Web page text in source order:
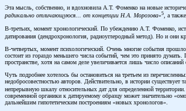
Эта мысль, собственно, и вдохновила А.Т. Фоменко на новые
радикально отличающуюся... от концепции Н.А. Морозова»5, а
В-третьих, момент хронологический. По убеждению А.Т. Фоменко,
датирования (дендрохронология, радиоуглеродный метод). Но и они
В-четвертых, момент психологический. Очень многие события
состоит из гораздо меньшего числа событий, чем это принято
пространстве, хотя на самом деле увеличивается лишь число
Чуть подробнее хотелось бы остановиться на третьем из
недобросовестностью авторов. Действительно, в истории
непрерывную шкалу относительных дат для определенной
современной органики к датируемому образцу может значительно
дальнейшим гипотетическим построениям «новых хронологов».